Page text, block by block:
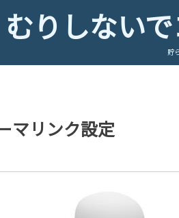
むりしない
貯
マリンク設定